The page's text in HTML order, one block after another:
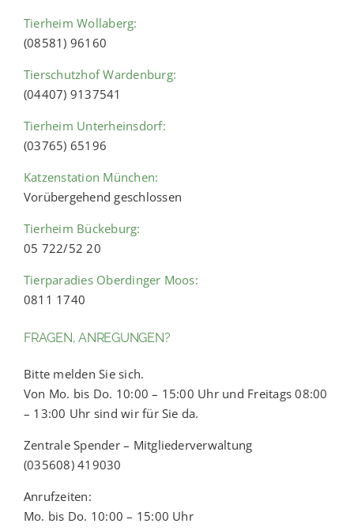
Tierheim Wollaberg:
(08581) 96160
Tierschutzhof Wardenburg:
(04407) 9137541
Tierheim Unterheinsdorf:
(03765) 65196
Katzenstation München:
Vorübergehend geschlossen
Tierheim Bückeburg:
05 722/52 20
Tierparadies Oberdinger Moos:
0811 1740
FRAGEN, ANREGUNGEN?
Bitte melden Sie sich.
Von Mo. bis Do. 10:00 – 15:00 Uhr und Freitags 08:00
– 13:00 Uhr sind wir für Sie da.
Zentrale Spender – Mitgliederverwaltung
(035608) 419030
Anrufzeiten:
Mo. bis Do. 10:00 – 15:00 Uhr